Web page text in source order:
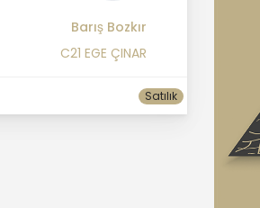
Barış Bozkır
C21 EGE ÇINAR
Satılık